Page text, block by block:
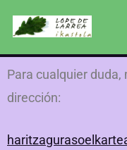
contenido
Para cualquier
dirección: